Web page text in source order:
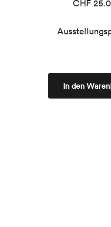
CHF
In den